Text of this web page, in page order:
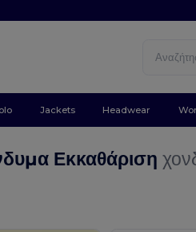
Jackets Headwear
Εκκαθάριση